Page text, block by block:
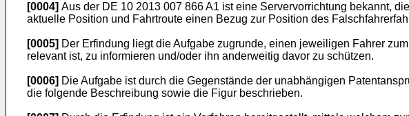
[0004] Aus der DE 10 2013 007 866 A1 ist eine Servervorrichtung bekannt,
aktuelle Position und Fahrtroute einen Bezug zur Position des
[0005] Der Erfindung liegt die Aufgabe zugrunde, einen jeweiligen Fahrer
relevant ist, zu informieren und/oder ihn anderweitig davor zu schützen.
[0006] Die Aufgabe ist durch die Gegenstände der unabhängigen
die folgende Beschreibung sowie die Figur beschrieben.